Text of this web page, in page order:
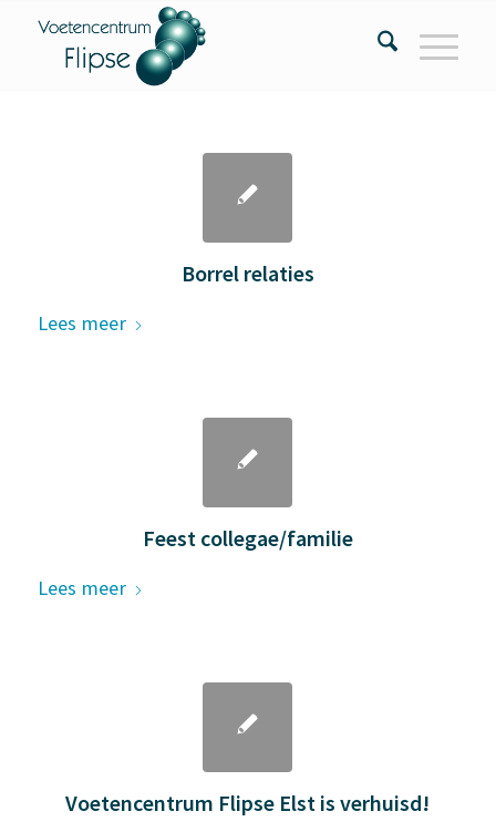
Borrel relaties
Lees meer
Feest collegae/familie
Lees meer
Voetencentrum Flipse Elst is verhuisd!